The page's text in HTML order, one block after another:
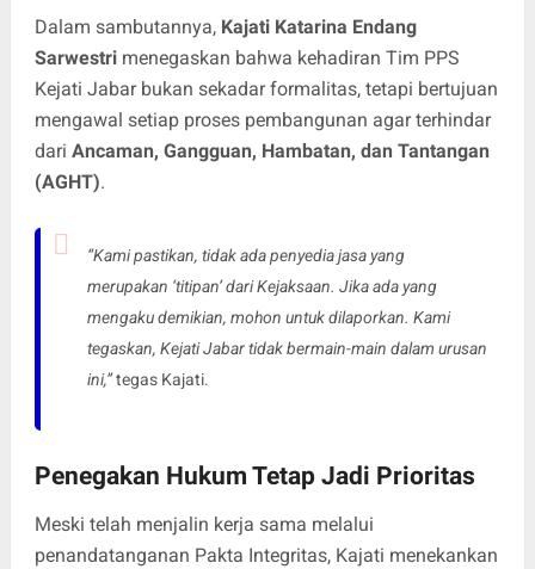
Dalam sambutannya, Kajati Katarina Endang
Sarwestrimenegaskan bahwa kehadiran Tim PPS
Kejati Jabar bukan sekadar formalitas, tetapi bertujuan
mengawal setiap proses pembangunan agar terhindar
dari Ancaman, Gangguan, Hambatan, dan Tantangan
(AGHT).
“Kami pastikan, tidak ada penyedia jasa yang
merupakan ‘titipan’ dari Kejaksaan. Jika ada yang
mengaku demikian, mohon untuk dilaporkan. Kami
tegaskan, Kejati Jabar tidak bermain-main dalam urusan
ini,”tegas Kajati.
Penegakan Hukum Tetap Jadi Prioritas
Meski telah menjalin kerja sama melalui
penandatanganan Pakta Integritas, Kajati menekankan